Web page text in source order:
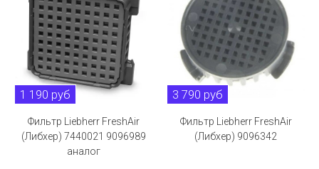
1 190 руб
Фильтр Liebherr FreshAir
(Либхер) 7440021 9096989
аналог
3 790 руб
Фильтр Liebherr FreshAir
(Либхер) 9096342